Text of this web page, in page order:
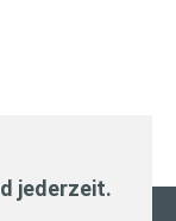
jederzeit.